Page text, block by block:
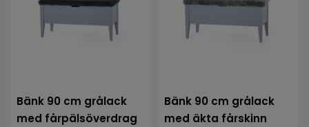
Bänk 90 cm grålack
med fårpälsöverdrag
Bänk 90 cm grålack
med äkta fårskinn